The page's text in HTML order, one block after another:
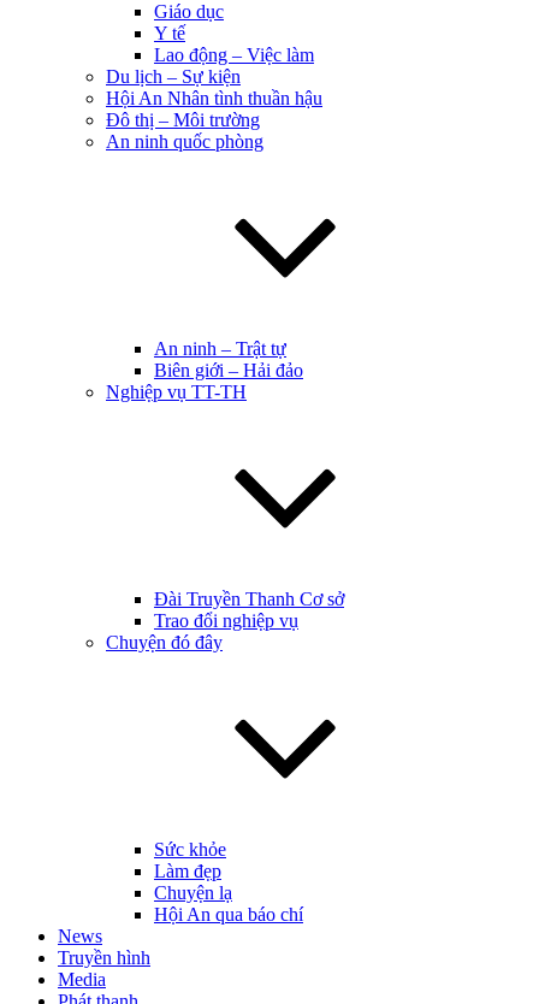
Giáo dục
Y tế
Lao động – Việc làm
Du lịch – Sự kiện
Hội An Nhân tình thuần hậu
Đô thị – Môi trường
An ninh quốc phòng
An ninh – Trật tự
Biên giới – Hải đảo
Nghiệp vụ TT-TH
Đài Truyền Thanh Cơ sở
Trao đổi nghiệp vụ
Chuyện đó đây
Sức khỏe
Làm đẹp
Chuyện lạ
Hội An qua báo chí
News
Truyền hình
Media